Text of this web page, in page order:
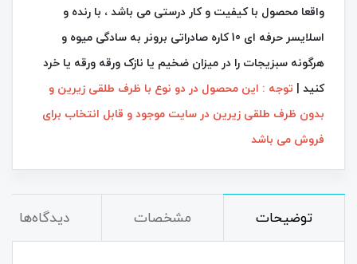
واقعا محصول با کیفیت و کار درستی می باشد ، با رنده و
اسلایسر حرفه ای 10 کاره صادراتی برونر به سادگی میوه و
هرگونه سبزیجات را در میزان ضخیم یا نازک ورقه ورقه یا خرد
کنید | توجه : این محصول در دو نوع با ظرف طلقی زیرین و
بدون ظرف طلقی زیرین در سایت موجود و قابل انتخاب برای
فروش می باشد
توضیحات مشخصات دیدگاه‌ها